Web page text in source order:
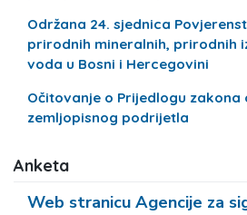
Održana 24. sjednica
prirodnih mineralnih, prirodnih
voda u Bosni i Hercegovini
Očitovanje o Prijedlogu zakona
zemljopisnog podrijetla
Anketa
Web stranicu Agencije za